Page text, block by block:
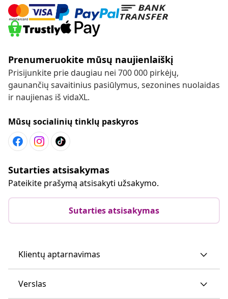
Prenumeruokite mūsų naujienlaiškį
Prisijunkite prie daugiau nei 700 000 pirkėjų,
gaunančių savaitinius pasiūlymus, sezonines nuolaidas
ir naujienas iš vidaXL.
Mūsų socialinių tinklų paskyros
Sutarties atsisakymas
Pateikite prašymą atsisakyti užsakymo.
Sutarties atsisakymas
Klientų aptarnavimas
Verslas